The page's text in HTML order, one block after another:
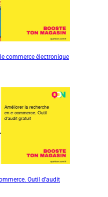
commerce électronique
Outil d’audit